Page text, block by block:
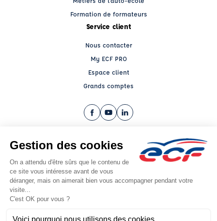
Formation de formateurs
Service client
Nous contacter
My ECF PRO
Espace client
Grands comptes
Facebook (nouvelle fenêtre)
YouTube (nouvelle fenêtre)
LinkedIn (nouvelle fenêtre)
CGV
Mentions légales
© 2026 École de Conduite Française. Tous droits réservés